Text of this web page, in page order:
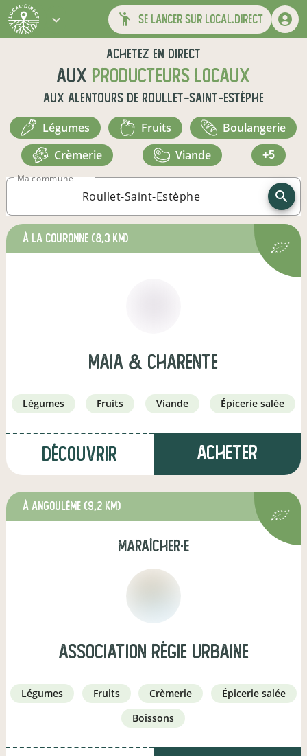
se lancer sur local.direct
Achetez en direct
aux producteurs locaux
aux alentours de Roullet-Saint-Estèphe
légumes fruits
boulangerie
crèmerie
viande +5
Ma commune
à La Couronne (8,3 km)
Maia & Charente
légumes fruits viande épicerie salée
Découvrir Acheter
à Angoulême (9,2 km)
maraîcher·e
Association Régie Urbaine
légumes fruits crèmerie
épicerie salée
boissons